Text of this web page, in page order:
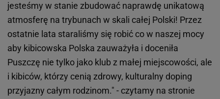
jesteśmy w stanie zbudować naprawdę unikatową
atmosferę na trybunach w skali całej Polski! Przez
ostatnie lata staraliśmy się robić co w naszej mocy
aby kibicowska Polska zauważyła i doceniła
Puszczę nie tylko jako klub z małej miejscowości, ale
i kibiców, którzy cenią zdrowy, kulturalny doping
przyjazny całym rodzinom." - czytamy na stronie